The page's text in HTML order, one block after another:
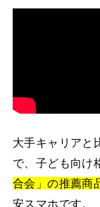
大手キャリアと
で、子ども向け
合会」の推薦商
安スマホです。